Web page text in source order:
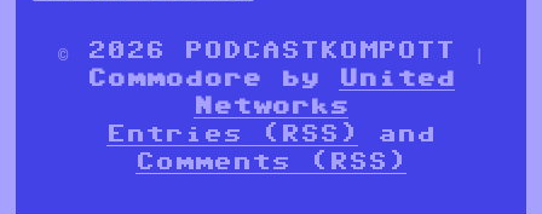
© 2026 PODCASTKOMPOTT |
Commodore by
United
Networks
Entries (RSS)
and
Comments (RSS)